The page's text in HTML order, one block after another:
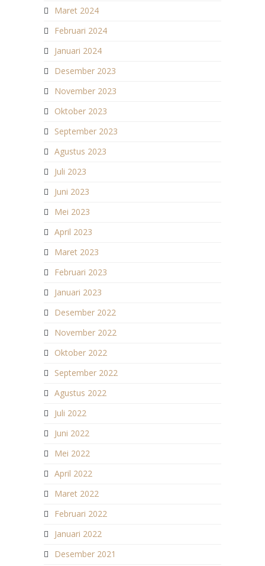
Maret 2024
Februari 2024
Januari 2024
Desember 2023
November 2023
Oktober 2023
September 2023
Agustus 2023
Juli 2023
Juni 2023
Mei 2023
April 2023
Maret 2023
Februari 2023
Januari 2023
Desember 2022
November 2022
Oktober 2022
September 2022
Agustus 2022
Juli 2022
Juni 2022
Mei 2022
April 2022
Maret 2022
Februari 2022
Januari 2022
Desember 2021